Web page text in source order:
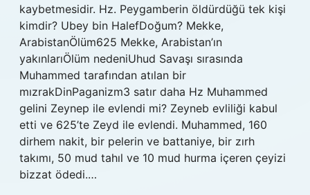
kaybetmesidir. Hz. Peygamberin öldürdüğü tek kişi
kimdir? Ubey bin HalefDoğum? Mekke,
ArabistanÖlüm625 Mekke, Arabistan’ın
yakınlarıÖlüm nedeniUhud Savaşı sırasında
Muhammed tarafından atılan bir
mızrakDinPaganizm3 satır daha Hz Muhammed
gelini Zeynep ile evlendi mi? Zeyneb evliliği kabul
etti ve 625’te Zeyd ile evlendi. Muhammed, 160
dirhem nakit, bir pelerin ve battaniye, bir zırh
takımı, 50 mud tahıl ve 10 mud hurma içeren çeyizi
bizzat ödedi.…